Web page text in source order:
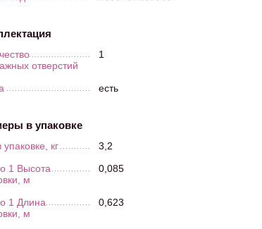
отверстий
1
есть
в упаковке
упаковке, кг
3,2
1 Высота
м
0,085
1 Длина
м
0,623